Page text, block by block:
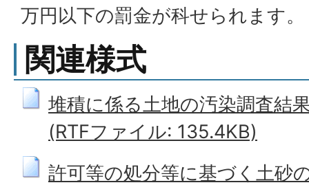
万円以下の罰金が科せられます。
関連様式
堆積に係る土地の汚染調査結
(RTFファイル: 135.4KB)
許可等の処分等に基づく土砂